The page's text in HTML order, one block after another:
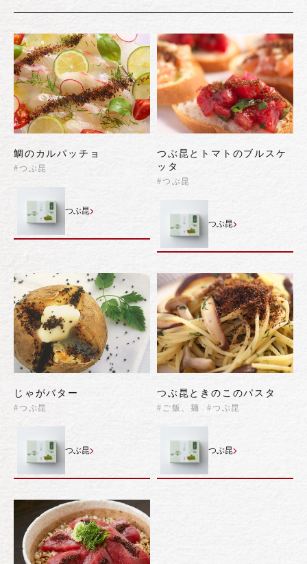
鯛のカルパッチョ
#つぶ昆
つぶ昆
つぶ昆とトマトのブルスケ
ッタ
#つぶ昆
つぶ昆
じゃがバター
#つぶ昆
つぶ昆
つぶ昆ときのこのパスタ
#ご飯、麺 #つぶ昆
つぶ昆